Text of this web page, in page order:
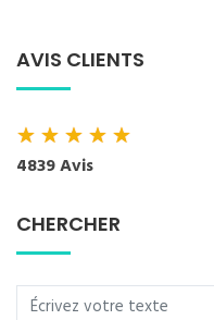
AVIS CLIENTS
★★★★★
4839 Avis
CHERCHER